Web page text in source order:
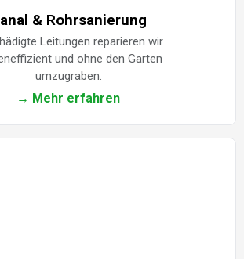
& Rohrsanierung
Leitungen reparieren wir
und ohne den Garten
umzugraben.
→ Mehr erfahren